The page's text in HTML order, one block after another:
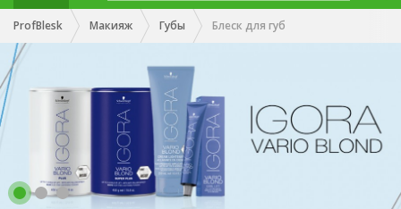
ProfBlesk Макияж Губы Блеск для губ